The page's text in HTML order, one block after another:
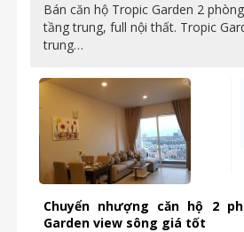
Bán căn hộ Tropic Garden 2
tầng trung, full nội thất. Tropic
trung…
Chuyển nhượng căn hộ 2
Garden view sông giá tốt